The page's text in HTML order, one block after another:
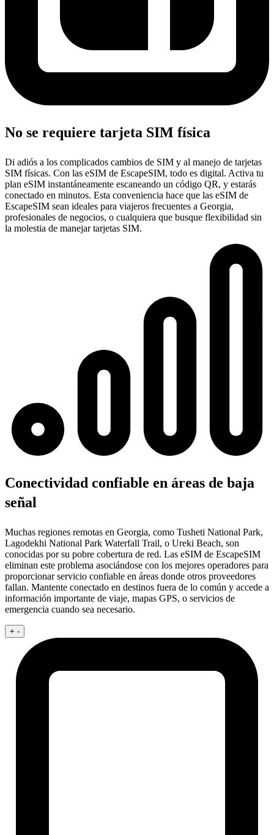
No se requiere tarjeta SIM física
Di adiós a los complicados cambios de SIM y al manejo de tarjetas
SIM físicas. Con las eSIM de EscapeSIM, todo es digital. Activa tu
plan eSIM instantáneamente escaneando un código QR, y estarás
conectado en minutos. Esta conveniencia hace que las eSIM de
EscapeSIM sean ideales para viajeros frecuentes a Georgia,
profesionales de negocios, o cualquiera que busque flexibilidad sin
la molestia de manejar tarjetas SIM.
Conectividad confiable en áreas de baja
señal
Muchas regiones remotas en Georgia, como Tusheti National Park,
Lagodekhi National Park Waterfall Trail, o Ureki Beach, son
conocidas por su pobre cobertura de red. Las eSIM de EscapeSIM
eliminan este problema asociándose con los mejores operadores para
proporcionar servicio confiable en áreas donde otros proveedores
fallan. Mantente conectado en destinos fuera de lo común y accede a
información importante de viaje, mapas GPS, o servicios de
emergencia cuando sea necesario.
+ -